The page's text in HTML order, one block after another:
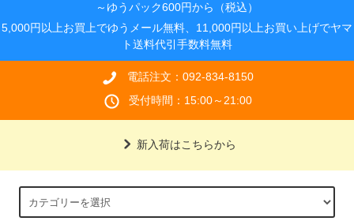
～ゆうパック600円から（税込）
5,000円以上お買上でゆうメール無料、11,000円以上お買い上げでヤマ
ト送料代引手数料無料
電話注文：092-834-8150
受付時間：15:00～21:00
新入荷はこちらから